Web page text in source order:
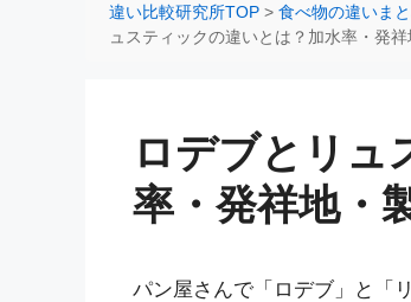
違い比較研究所TOP > 食べ物の違いま
ュスティックの違いとは？加水率・発
ロデブとリュ
率・発祥地・
パン屋さんで「ロデブ」と「